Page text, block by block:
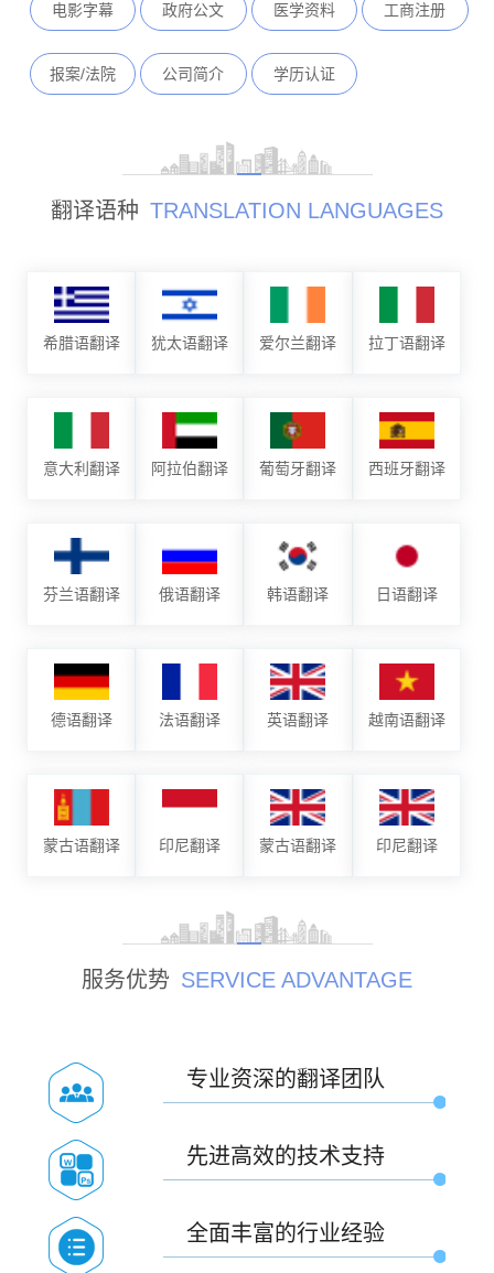
电影字幕 政府公文 医学资料 工商注册
报案/法院 公司简介 学历认证
翻译语种 TRANSLATION LANGUAGES
希腊语翻译 犹太语翻译 爱尔兰翻译 拉丁语翻译
意大利翻译 阿拉伯翻译 葡萄牙翻译 西班牙翻译
芬兰语翻译 俄语翻译 韩语翻译 日语翻译
德语翻译 法语翻译 英语翻译 越南语翻译
蒙古语翻译 印尼翻译 蒙古语翻译 印尼翻译
服务优势 SERVICE ADVANTAGE
专业资深的翻译团队
先进高效的技术支持
全面丰富的行业经验